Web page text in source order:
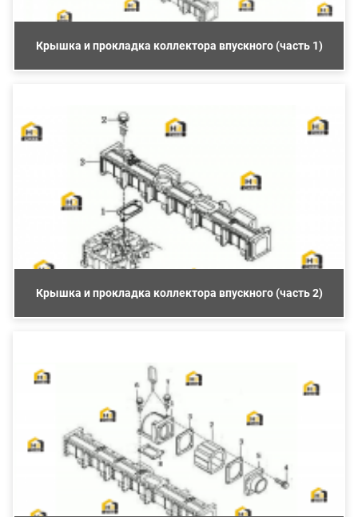
Крышка и прокладка коллектора впускного (часть 1)
Крышка и прокладка коллектора впускного (часть 2)